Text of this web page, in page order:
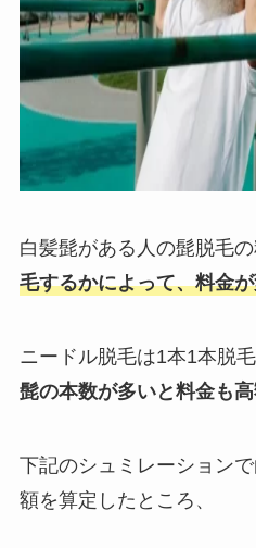
白髪髭がある人の髭脱毛
毛するかによって、料金
ニードル脱毛は1本1本脱
髭の本数が多いと料金も
下記のシュミレーション
額を算定したところ、